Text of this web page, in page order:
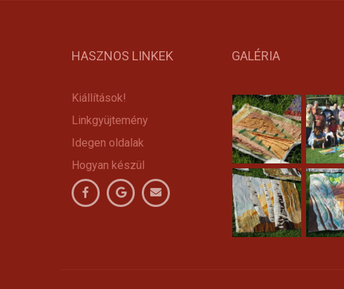
HASZNOS LINKEK
Kiállítások!
Linkgyüjtemény
Idegen oldalak
Hogyan készül
GALÉRIA